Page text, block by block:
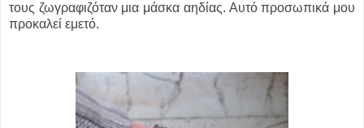
τους ζωγραφιζόταν μια μάσκα αηδίας. Αυτό προσωπικά μου
προκαλεί εμετό.